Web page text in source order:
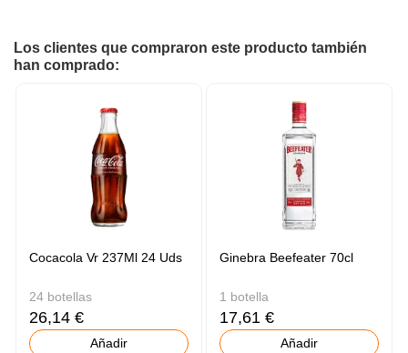
Los clientes que compraron este producto también
han comprado:
Cocacola Vr 237Ml 24 Uds
24 botellas
26,14 €
Añadir
Ginebra Beefeater 70cl
1 botella
17,61 €
Añadir